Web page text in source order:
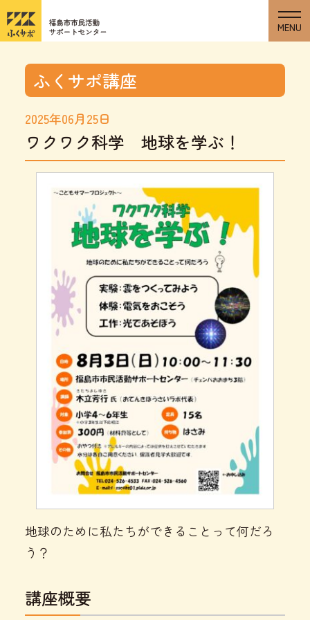
ふくサポ講座
2025年06月25日
ワクワク科学 地球を学ぶ！
地球のために私たちができることって何だろ
う？
講座概要